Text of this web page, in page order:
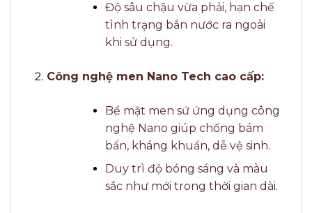
Độ sâu chậu vừa phải, hạn chế
tình trạng bắn nước ra ngoài
khi sử dụng.
Công nghệ men Nano Tech cao cấp:
Bề mặt men sứ ứng dụng công
nghệ Nano giúp chống bám
bẩn, kháng khuẩn, dễ vệ sinh.
Duy trì độ bóng sáng và màu
sắc như mới trong thời gian dài.